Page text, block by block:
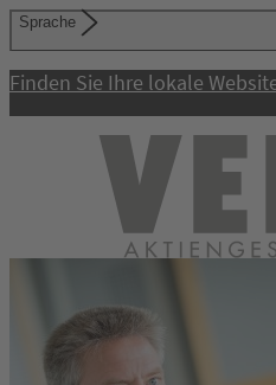
Sprache
Finden Sie Ihre lokale